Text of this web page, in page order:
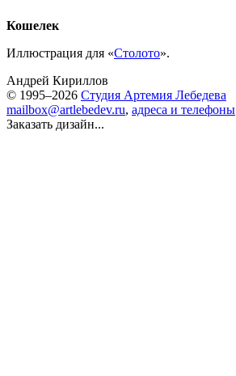
Кошелек
Иллюстрация для «Столото».
Андрей Кириллов
© 1995–2026 Студия Артемия Лебедева
mailbox@artlebedev.ru, адреса и телефоны
Заказать дизайн...